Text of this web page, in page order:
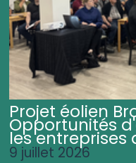
Projet éolien
Opportunités
les entreprises
9 juillet 2026